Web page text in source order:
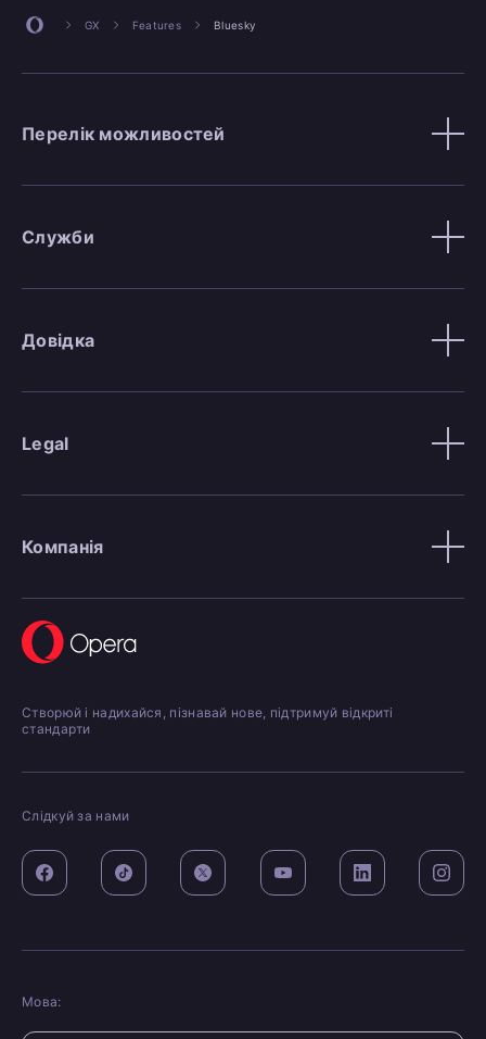
GX Features Bluesky
Перелік можливостей
Служби
Довідка
Legal
Компанія
Створюй і надихайся, пізнавай нове, підтримуй відкриті
стандарти
Слідкуй за нами
Мова: